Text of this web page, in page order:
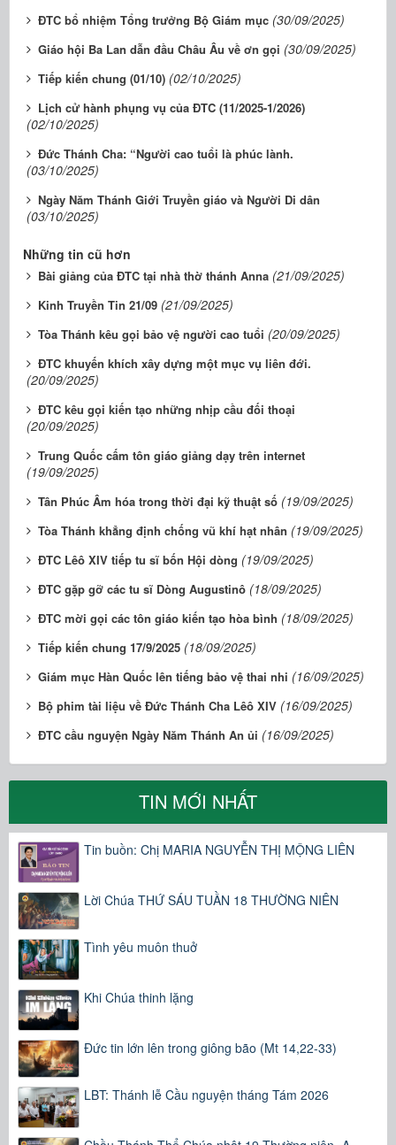
ĐTC bổ nhiệm Tổng trưởng Bộ Giám mục (30/09/2025)
Giáo hội Ba Lan dẫn đầu Châu Âu về ơn gọi (30/09/2025)
Tiếp kiến chung (01/10) (02/10/2025)
Lịch cử hành phụng vụ của ĐTC (11/2025-1/2026)
(02/10/2025)
Đức Thánh Cha: “Người cao tuổi là phúc lành.
(03/10/2025)
Ngày Năm Thánh Giới Truyền giáo và Người Di dân
(03/10/2025)
Những tin cũ hơn
Bài giảng của ĐTC tại nhà thờ thánh Anna (21/09/2025)
Kinh Truyền Tin 21/09 (21/09/2025)
Tòa Thánh kêu gọi bảo vệ người cao tuổi (20/09/2025)
ĐTC khuyến khích xây dựng một mục vụ liên đới.
(20/09/2025)
ĐTC kêu gọi kiến tạo những nhịp cầu đối thoại
(20/09/2025)
Trung Quốc cấm tôn giáo giảng dạy trên internet
(19/09/2025)
Tân Phúc Âm hóa trong thời đại kỹ thuật số (19/09/2025)
Tòa Thánh khẳng định chống vũ khí hạt nhân (19/09/2025)
ĐTC Lêô XIV tiếp tu sĩ bốn Hội dòng (19/09/2025)
ĐTC gặp gỡ các tu sĩ Dòng Augustinô (18/09/2025)
ĐTC mời gọi các tôn giáo kiến tạo hòa bình (18/09/2025)
Tiếp kiến chung 17/9/2025 (18/09/2025)
Giám mục Hàn Quốc lên tiếng bảo vệ thai nhi (16/09/2025)
Bộ phim tài liệu về Đức Thánh Cha Lêô XIV (16/09/2025)
ĐTC cầu nguyện Ngày Năm Thánh An ủi (16/09/2025)
TIN MỚI NHẤT
Tin buồn: Chị MARIA NGUYỄN THỊ MỘNG LIÊN
Lời Chúa THỨ SÁU TUẦN 18 THƯỜNG NIÊN
Tình yêu muôn thuở
Khi Chúa thinh lặng
Đức tin lớn lên trong giông bão (Mt 14,22-33)
LBT: Thánh lễ Cầu nguyện tháng Tám 2026